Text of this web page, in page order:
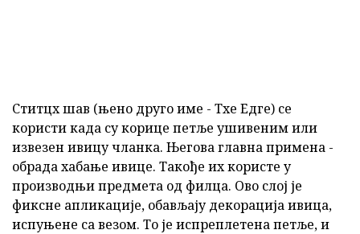
Ститцх шав (њено друго име - Тхе Едге) се
користи када су корице петље ушивеним или
извезен ивицу чланка. Његова главна примена -
обрада хабање ивице. Такође их користе у
производњи предмета од филца. Ово слој је
фиксне апликације, обављају декорација ивица,
испуњене са везом. То је испреплетена петље, и